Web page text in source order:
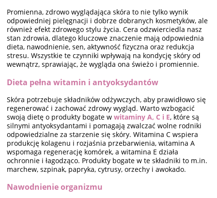
Promienna, zdrowo wyglądająca skóra to nie tylko wynik
odpowiedniej pielęgnacji i dobrze dobranych kosmetyków, ale
również efekt zdrowego stylu życia. Cera odzwierciedla nasz
stan zdrowia, dlatego kluczowe znaczenie mają odpowiednia
dieta, nawodnienie, sen, aktywność fizyczna oraz redukcja
stresu. Wszystkie te czynniki wpływają na kondycję skóry od
wewnątrz, sprawiając, że wygląda ona świeżo i promiennie.
Dieta pełna witamin i antyoksydantów
Skóra potrzebuje składników odżywczych, aby prawidłowo się
regenerować i zachować zdrowy wygląd. Warto wzbogacić
swoją dietę o produkty bogate w witaminy A, C i E, które są
silnymi antyoksydantami i pomagają zwalczać wolne rodniki
odpowiedzialne za starzenie się skóry. Witamina C wspiera
produkcję kolagenu i rozjaśnia przebarwienia, witamina A
wspomaga regenerację komórek, a witamina E działa
ochronnie i łagodząco. Produkty bogate w te składniki to m.in.
marchew, szpinak, papryka, cytrusy, orzechy i awokado.
Nawodnienie organizmu